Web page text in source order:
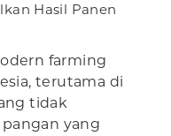
Hasil Panen
farming
terutama di
tidak
yang